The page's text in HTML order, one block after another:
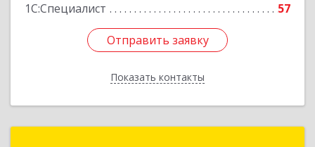
1С:Специалист
57
Отправить заявку
Показать контакты
Отправить заявку
Назад